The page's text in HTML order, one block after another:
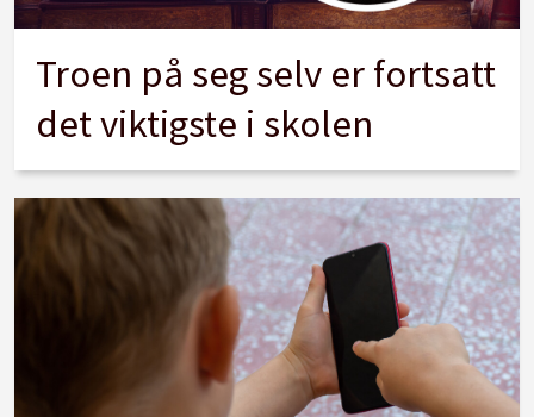
Troen på seg selv er fortsatt
det viktigste i skolen